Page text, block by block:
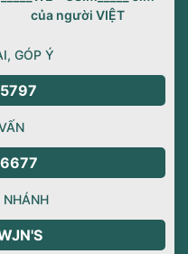
của người VIỆT
GÓP Ý